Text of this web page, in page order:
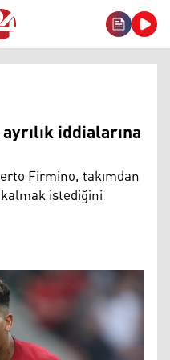
iddialarına
Firmino, takımdan
istediğini